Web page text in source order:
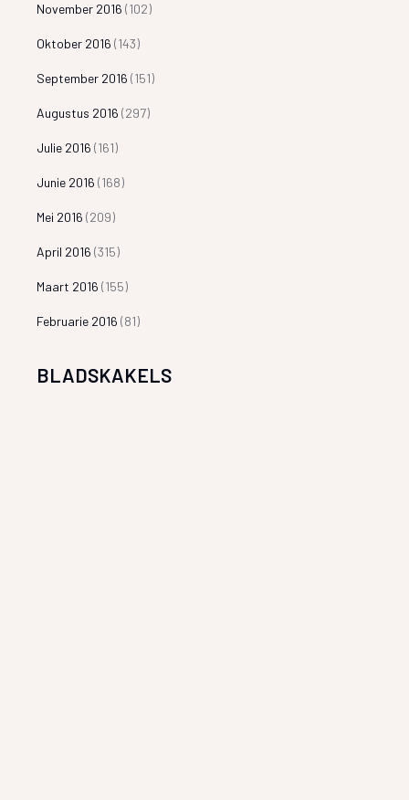
November 2016 (102)
Oktober 2016 (143)
September 2016 (151)
Augustus 2016 (297)
Julie 2016 (161)
Junie 2016 (168)
Mei 2016 (209)
April 2016 (315)
Maart 2016 (155)
Februarie 2016 (81)
BLADSKAKELS